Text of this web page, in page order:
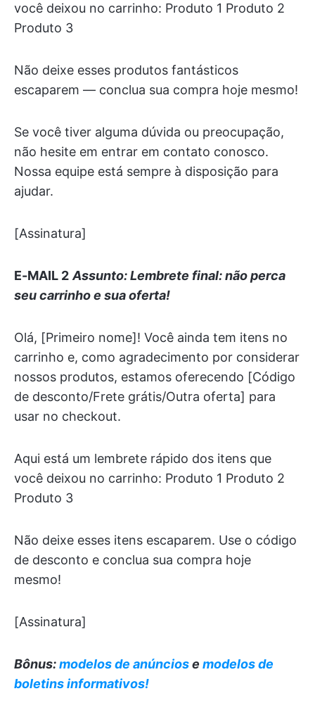
você deixou no carrinho: Produto 1 Produto 2
Produto 3
Não deixe esses produtos fantásticos
escaparem — conclua sua compra hoje mesmo!
Se você tiver alguma dúvida ou preocupação,
não hesite em entrar em contato conosco.
Nossa equipe está sempre à disposição para
ajudar.
[Assinatura]
E-MAIL 2 Assunto: Lembrete final: não perca
seu carrinho e sua oferta!
Olá, [Primeiro nome]! Você ainda tem itens no
carrinho e, como agradecimento por considerar
nossos produtos, estamos oferecendo [Código
de desconto/Frete grátis/Outra oferta] para
usar no checkout.
Aqui está um lembrete rápido dos itens que
você deixou no carrinho: Produto 1 Produto 2
Produto 3
Não deixe esses itens escaparem. Use o código
de desconto e conclua sua compra hoje
mesmo!
[Assinatura]
Bônus:modelos de anúnciose modelos de
boletins informativos!